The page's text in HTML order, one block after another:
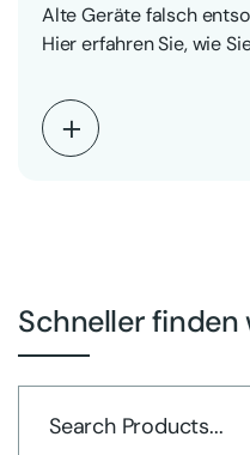
Alte Geräte falsch
Hier erfahren Sie, wie
Schneller finden